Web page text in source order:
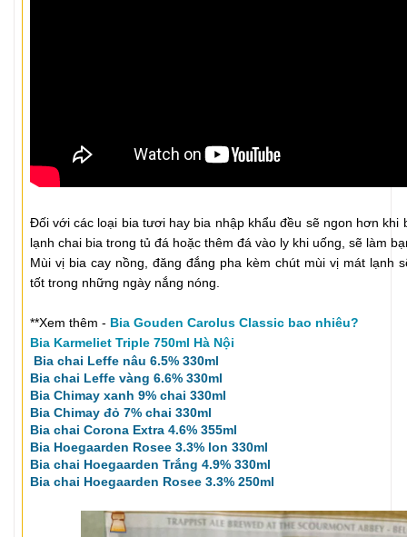
Đối với các loại bia tươi hay bia nhập khẩu đều sẽ ngon hơn khi
lạnh chai bia trong tủ đá hoặc thêm đá vào ly khi uống, sẽ làm
Mùi vị bia cay nồng, đăng đắng pha kèm chút mùi vị mát lạnh
tốt trong những ngày nắng nóng.
**Xem thêm - Bia Gouden Carolus Classic bao nhiêu?
Bia Karmeliet Triple 750ml Hà Nội
Bia chai Leffe nâu 6.5% 330ml
Bia chai Leffe vàng 6.6% 330ml
Bia Chimay xanh 9% chai 330ml
Bia Chimay đỏ 7% chai 330ml
Bia chai Corona Extra 4.6% 355ml
Bia Hoegaarden Rosee 3.3% lon 330ml
Bia chai Hoegaarden Trắng 4.9% 330ml
Bia chai Hoegaarden Rosee 3.3% 250ml